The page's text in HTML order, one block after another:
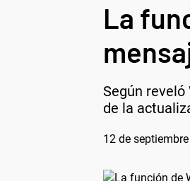
La
Según
de la
12 de